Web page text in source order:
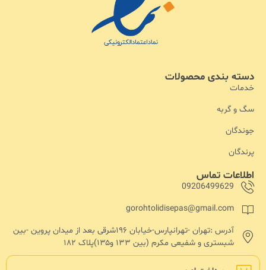
اطلاعات تماس
09206499629
gorohtolidisepas@gmail.com
آدرس :تهران -تهرانپارس-خیابان ۱۹۶شرقی بعد از میدان پروین -بین
شبستری و شفیعی مکرم (بین ۱۳۳ و۱۳۵)پلاک ۱۸۲
دسته بندی محصولات
خدمات
سگ و گربه
جوندگان
پرندگان